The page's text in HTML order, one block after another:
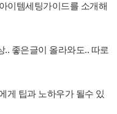
이템세팅가이드를 소개해
좋은글이 올라와도.. 따로
게 팁과 노하우가 될수 있